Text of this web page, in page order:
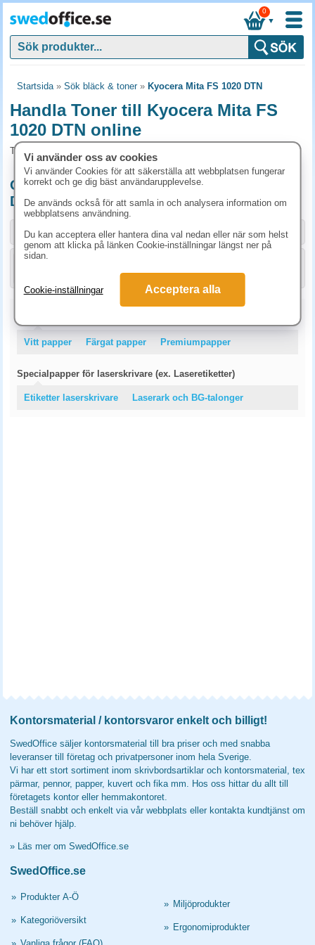
▼
0
Startsida» Sök bläck & toner» Kyocera Mita FS 1020 DTN
Handla Toner till Kyocera Mita FS
1020 DTN online
Toner och tillbehör som passar till Kyocera Mita FS 1020 DTN
Originalprodukter till Kyocera Mita FS 1020
DTN
Storlek / info Art.nr
Vitt papper Färgat papper Premiumpapper
Specialpapper för laserskrivare (ex. Laseretiketter)
Etiketter laserskrivare Laserark och BG-talonger
Kontorsmaterial / kontorsvaror enkelt och billigt!
SwedOffice säljer kontorsmaterial till bra priser och med snabba
leveranser till företag och privatpersoner inom hela Sverige.
Vi har ett stort sortiment inom skrivbordsartiklar och kontorsmaterial, tex
pärmar, pennor, papper, kuvert och fika mm. Hos oss hittar du allt till
företagets kontor eller hemmakontoret.
Beställ snabbt och enkelt via vår webbplats eller kontakta kundtjänst om
ni behöver hjälp.
» Läs mer om SwedOffice.se
SwedOffice.se
» Produkter A-Ö
» Kategoriöversikt
» Miljöprodukter
» Ergonomiprodukter
Vi använder oss av cookies
Vi använder Cookies för att säkerställa att webbplatsen fungerar
korrekt och ge dig bäst användarupplevelse.
De används också för att samla in och analysera information om
webbplatsens användning.
Du kan acceptera eller hantera dina val nedan eller när som helst
genom att klicka på länken Cookie-inställningar längst ner på
sidan.
Cookie-inställningar Acceptera alla